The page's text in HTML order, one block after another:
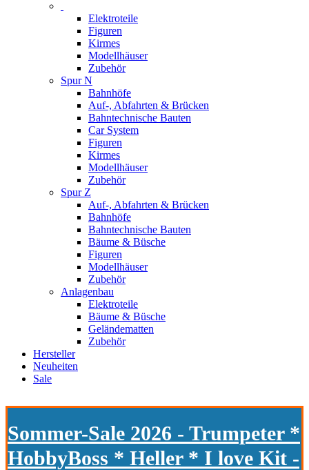
Elektroteile
Figuren
Kirmes
Modellhäuser
Zubehör
Spur N
Bahnhöfe
Auf-, Abfahrten & Brücken
Bahntechnische Bauten
Car System
Figuren
Kirmes
Modellhäuser
Zubehör
Spur Z
Auf-, Abfahrten & Brücken
Bahnhöfe
Bahntechnische Bauten
Bäume & Büsche
Figuren
Modellhäuser
Zubehör
Anlagenbau
Elektroteile
Bäume & Büsche
Geländematten
Zubehör
Hersteller
Neuheiten
Sale
Sommer-Sale 2026 - Trumpeter *
HobbyBoss * Heller * I love Kit -